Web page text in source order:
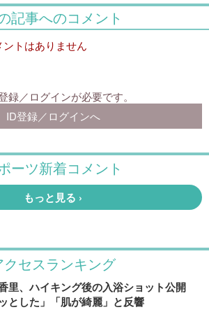
クセスランキング
里、ハイキング後の入浴ショット公開
とした」「肌が綺麗」と反響